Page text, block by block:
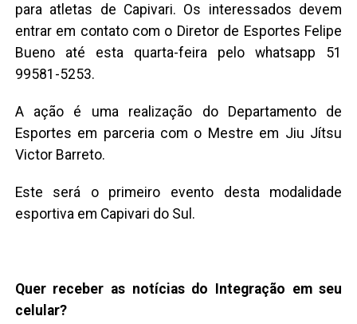
para atletas de Capivari. Os interessados devem
entrar em contato com o Diretor de Esportes Felipe
Bueno até esta quarta-feira pelo whatsapp 51
99581-5253.
A ação é uma realização do Departamento de
Esportes em parceria com o Mestre em Jiu Jítsu
Victor Barreto.
Este será o primeiro evento desta modalidade
esportiva em Capivari do Sul.
Quer receber as notícias do Integração em seu
celular?